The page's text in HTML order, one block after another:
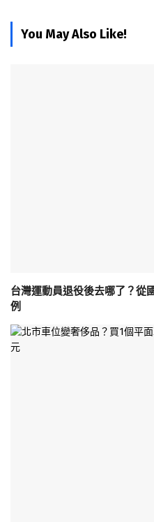
You May Also Like!
台灣運動員退役後去哪了？從
例